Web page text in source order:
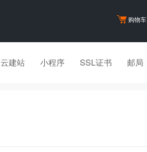
购物车
云建站 小程序 SSL证书 邮局